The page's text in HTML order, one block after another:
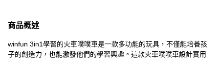
商品概述
winfun 3in1學習的火車噗噗車是一款多功能的玩具，不僅能培養孩
子的創造力，也能激發他們的學習興趣。這款火車噗噗車設計實用